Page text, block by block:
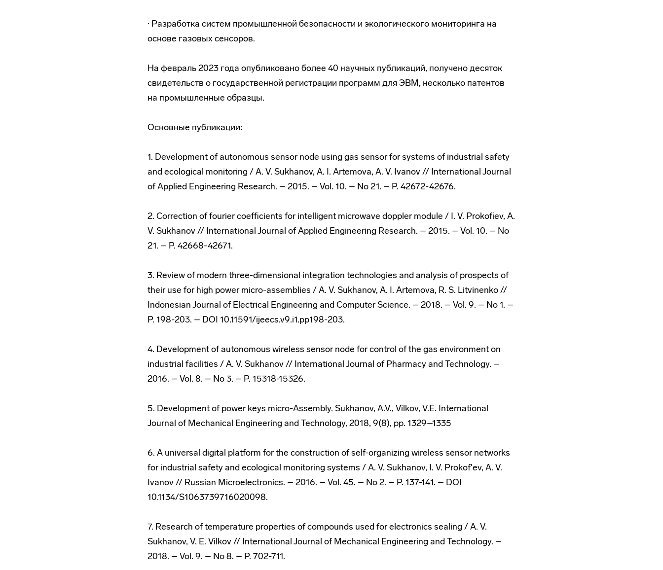
· Разработка систем промышленной безопасности и экологического мониторинга на
основе газовых сенсоров.
На февраль 2023 года опубликовано более 40 научных публикаций, получено десяток
свидетельств о государственной регистрации программ для ЭВМ, несколько патентов
на промышленные образцы.
Основные публикации:
1. Development of autonomous sensor node using gas sensor for systems of industrial safety
and ecological monitoring / A. V. Sukhanov, A. I. Artemova, A. V. Ivanov // International Journal
of Applied Engineering Research. – 2015. – Vol. 10. – No 21. – P. 42672-42676.
2. Correction of fourier coefficients for intelligent microwave doppler module / I. V. Prokofiev, A.
V. Sukhanov // International Journal of Applied Engineering Research. – 2015. – Vol. 10. – No
21. – P. 42668-42671.
3. Review of modern three-dimensional integration technologies and analysis of prospects of
their use for high power micro-assemblies / A. V. Sukhanov, A. I. Artemova, R. S. Litvinenko //
Indonesian Journal of Electrical Engineering and Computer Science. – 2018. – Vol. 9. – No 1. –
P. 198-203. – DOI 10.11591/ijeecs.v9.i1.pp198-203.
4. Development of autonomous wireless sensor node for control of the gas environment on
industrial facilities / A. V. Sukhanov // International Journal of Pharmacy and Technology. –
2016. – Vol. 8. – No 3. – P. 15318-15326.
5. Development of power keys micro-Assembly. Sukhanov, A.V., Vilkov, V.E. International
Journal of Mechanical Engineering and Technology, 2018, 9(8), pp. 1329–1335
6. A universal digital platform for the construction of self-organizing wireless sensor networks
for industrial safety and ecological monitoring systems / A. V. Sukhanov, I. V. Prokof'ev, A. V.
Ivanov // Russian Microelectronics. – 2016. – Vol. 45. – No 2. – P. 137-141. – DOI
10.1134/S1063739716020098.
7. Research of temperature properties of compounds used for electronics sealing / A. V.
Sukhanov, V. E. Vilkov // International Journal of Mechanical Engineering and Technology. –
2018. – Vol. 9. – No 8. – P. 702-711.